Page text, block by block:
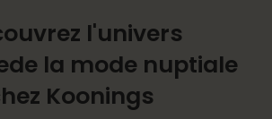
l'univers
de la mode nuptiale
Koonings